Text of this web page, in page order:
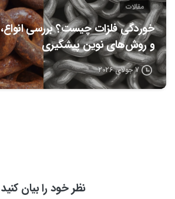
مقالات
خوردگی فلزات چیست؟ بررسی انواع،
و روش‌های نوین پیشگیری
7 جولای 2026
نظر خود را بیان کنید